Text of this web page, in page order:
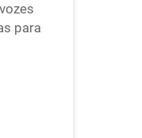
para
essas